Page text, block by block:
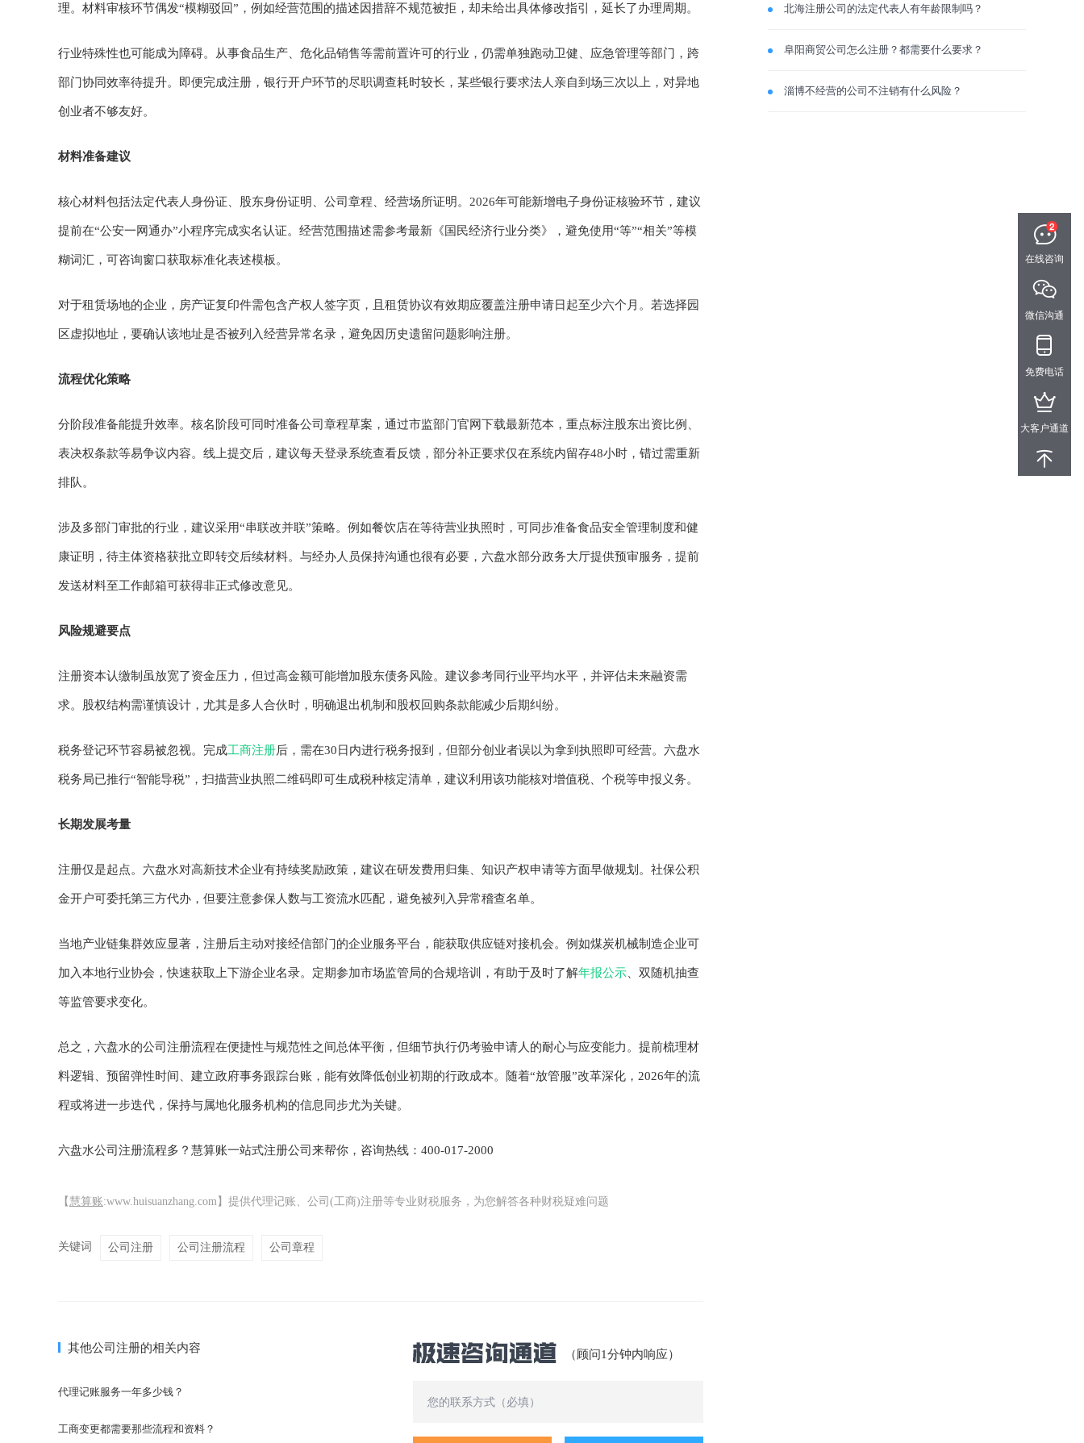
理。材料审核环节偶发“模糊驳回”，例如经营范围的描述因措辞不规范被拒，却未给出具体修改指引，延长了办理周期。
行业特殊性也可能成为障碍。从事食品生产、危化品销售等需前置许可的行业，仍需单独跑动卫健、应急管理等部门，跨
部门协同效率待提升。即便完成注册，银行开户环节的尽职调查耗时较长，某些银行要求法人亲自到场三次以上，对异地
创业者不够友好。
材料准备建议
核心材料包括法定代表人身份证、股东身份证明、公司章程、经营场所证明。2026年可能新增电子身份证核验环节，建议
提前在“公安一网通办”小程序完成实名认证。经营范围描述需参考最新《国民经济行业分类》，避免使用“等”“相关”等模
糊词汇，可咨询窗口获取标准化表述模板。
对于租赁场地的企业，房产证复印件需包含产权人签字页，且租赁协议有效期应覆盖注册申请日起至少六个月。若选择园
区虚拟地址，要确认该地址是否被列入经营异常名录，避免因历史遗留问题影响注册。
流程优化策略
分阶段准备能提升效率。核名阶段可同时准备公司章程草案，通过市监部门官网下载最新范本，重点标注股东出资比例、
表决权条款等易争议内容。线上提交后，建议每天登录系统查看反馈，部分补正要求仅在系统内留存48小时，错过需重新
排队。
涉及多部门审批的行业，建议采用“串联改并联”策略。例如餐饮店在等待营业执照时，可同步准备食品安全管理制度和健
康证明，待主体资格获批立即转交后续材料。与经办人员保持沟通也很有必要，六盘水部分政务大厅提供预审服务，提前
发送材料至工作邮箱可获得非正式修改意见。
风险规避要点
注册资本认缴制虽放宽了资金压力，但过高金额可能增加股东债务风险。建议参考同行业平均水平，并评估未来融资需
求。股权结构需谨慎设计，尤其是多人合伙时，明确退出机制和股权回购条款能减少后期纠纷。
税务登记环节容易被忽视。完成工商注册后，需在30日内进行税务报到，但部分创业者误以为拿到执照即可经营。六盘水
税务局已推行“智能导税”，扫描营业执照二维码即可生成税种核定清单，建议利用该功能核对增值税、个税等申报义务。
长期发展考量
注册仅是起点。六盘水对高新技术企业有持续奖励政策，建议在研发费用归集、知识产权申请等方面早做规划。社保公积
金开户可委托第三方代办，但要注意参保人数与工资流水匹配，避免被列入异常稽查名单。
当地产业链集群效应显著，注册后主动对接经信部门的企业服务平台，能获取供应链对接机会。例如煤炭机械制造企业可
加入本地行业协会，快速获取上下游企业名录。定期参加市场监管局的合规培训，有助于及时了解年报公示 、双随机抽查
等监管要求变化。
总之，六盘水的公司注册流程在便捷性与规范性之间总体平衡，但细节执行仍考验申请人的耐心与应变能力。提前梳理材
料逻辑、预留弹性时间、建立政府事务跟踪台账，能有效降低创业初期的行政成本。随着“放管服”改革深化，2026年的流
程或将进一步迭代，保持与属地化服务机构的信息同步尤为关键。
六盘水公司注册流程多？慧算账一站式注册公司来帮你，咨询热线：400-017-2000
【 慧算账:www.huisuanzhang.com】提供代理记账、公司(工商)注册等专业财税服务，为您解答各种财税疑难问题
关键词 公司注册 公司注册流程 公司章程
其他公司注册的相关内容
代理记账服务一年多少钱？
工商变更都需要那些流程和资料？
（顾问1分钟内响应）
北海注册公司的法定代表人有年龄限制吗？
阜阳商贸公司怎么注册？都需要什么要求？
淄博不经营的公司不注销有什么风险？
在线咨询
微信沟通
免费电话
大客户通道